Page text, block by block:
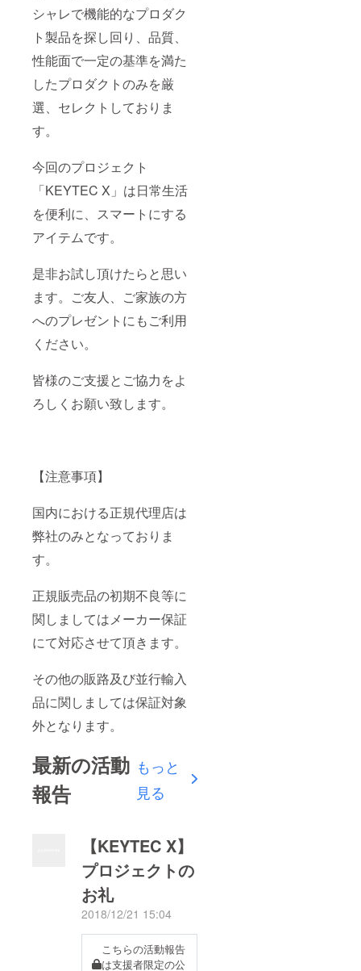
シャレで機能的なプロダク
ト製品を探し回り、品質、
性能面で一定の基準を満た
したプロダクトのみを厳
選、セレクトしておりま
す。
今回のプロジェクト
「KEYTEC X」は日常生活
を便利に、スマートにする
アイテムです。
是非お試し頂けたらと思い
ます。ご友人、ご家族の方
へのプレゼントにもご利用
ください。
皆様のご支援とご協力をよ
ろしくお願い致します。
【注意事項】
国内における正規代理店は
弊社のみとなっておりま
す。
正規販売品の初期不良等に
関しましてはメーカー保証
にて対応させて頂きます。
その他の販路及び並行輸入
品に関しましては保証対象
外となります。
最新の活動
報告
もっと
見る
【KEYTEC X】
プロジェクトの
お礼
2018/12/21 15:04
こちらの活動報告
は支援者限定の公